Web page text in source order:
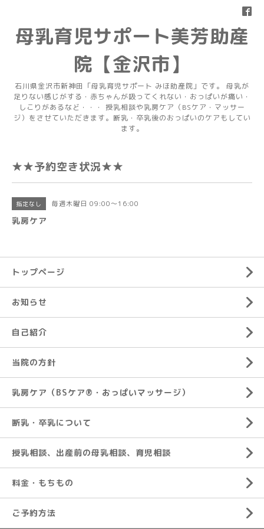
母乳育児サポート美芳助産
院【金沢市】
石川県金沢市新神田「母乳育児サポート みほ助産院」です。 母乳が
足りない感じがする・赤ちゃんが吸ってくれない・おっぱいが痛い・
しこりがあるなど・・・ 授乳相談や乳房ケア（BSケア・マッサー
ジ）をさせていただきます。断乳・卒乳後のおっぱいのケアもしてい
ます。
★★予約空き状況★★
指定なし 毎週木曜日 09:00～16:00
乳房ケア
トップページ
お知らせ
自己紹介
当院の方針
乳房ケア（BSケア®︎・おっぱいマッサージ）
断乳・卒乳について
授乳相談、出産前の母乳相談、育児相談
料金・もちもの
ご予約方法